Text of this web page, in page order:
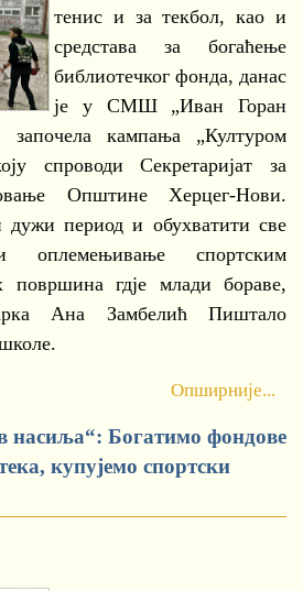
тенис и за текбол, као и
средстава за богаћење
библиотечког фонда, данас
је у СМШ „Иван Горан
започела кампања „Културом
спроводи Секретаријат за
Општине Херцег-Нови.
дужи период и обухватити све
спортским
површина гдје млади бораве,
Ана Замбелић Пиштало
Опширније...
насиља“: Богатимо фондове
купујемо спортски